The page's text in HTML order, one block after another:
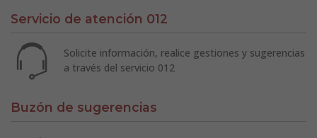
Servicio de atención 012
Solicite información, realice gestiones y sugerencias
a través del servicio 012
Buzón de sugerencias